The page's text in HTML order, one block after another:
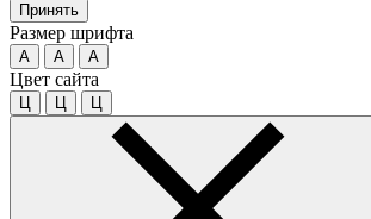
Принять
Размер шрифта
A A A
Цвет сайта
Ц Ц Ц